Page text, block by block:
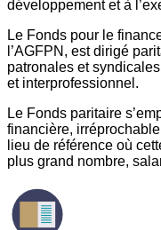
développement et à
Le Fonds pour le
l’AGFPN, est dirigé
patronales et
et interprofessionnel.
Le Fonds paritaire
financière,
lieu de référence où
plus grand nombre,